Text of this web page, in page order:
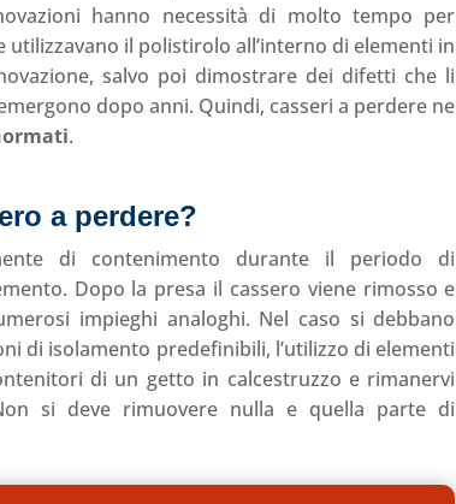
hanno necessità di molto tempo per
il polistirolo all’interno di elementi in
salvo poi dimostrare dei difetti che li
dopo anni. Quindi, casseri a perdere ne
.
a perdere?
di contenimento durante il periodo di
Dopo la presa il cassero viene rimosso e
impieghi analoghi. Nel caso si debbano
di isolamento predefinibili, l’utilizzo di elementi
di un getto in calcestruzzo e rimanervi
si deve rimuovere nulla e quella parte di